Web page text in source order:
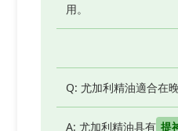
用。
Q: 尤加利精油適合在
A: 尤加利精油具有 提